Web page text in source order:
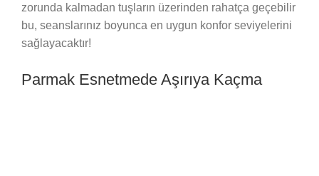
zorunda kalmadan tuşların üzerinden rahatça geçebilir
bu, seanslarınız boyunca en uygun konfor seviyelerini
sağlayacaktır!
Parmak Esnetmede Aşırıya Kaçma